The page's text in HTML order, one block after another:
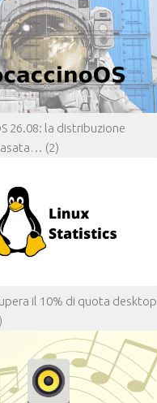
26.08: la distribuzione
(2)
il 10% di quota desktop